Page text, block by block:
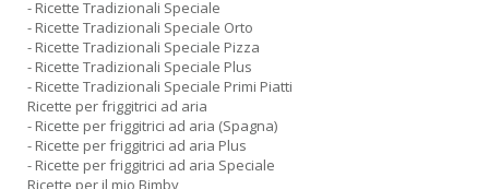
- Ricette Tradizionali Speciale
- Ricette Tradizionali Speciale Orto
- Ricette Tradizionali Speciale Pizza
- Ricette Tradizionali Speciale Plus
- Ricette Tradizionali Speciale Primi Piatti
Ricette per friggitrici ad aria
- Ricette per friggitrici ad aria (Spagna)
- Ricette per friggitrici ad aria Plus
- Ricette per friggitrici ad aria Speciale
Ricette per il mio Bimby